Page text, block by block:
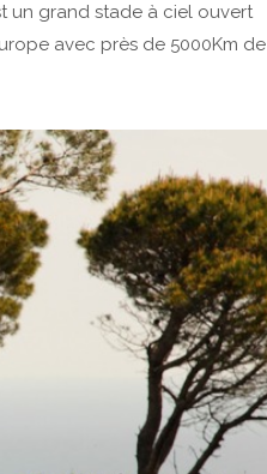
un grand stade à ciel ouvert
avec près de 5000Km de